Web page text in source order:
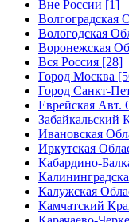
Вне России [1]
Волгоградская
Вологодская
Воронежская
Вся Россия [28]
Город Москва
Город Санкт-
Еврейская Авт.
Забайкальский
Ивановская
Иркутская
Кабардино-
Калужская
Камчатский